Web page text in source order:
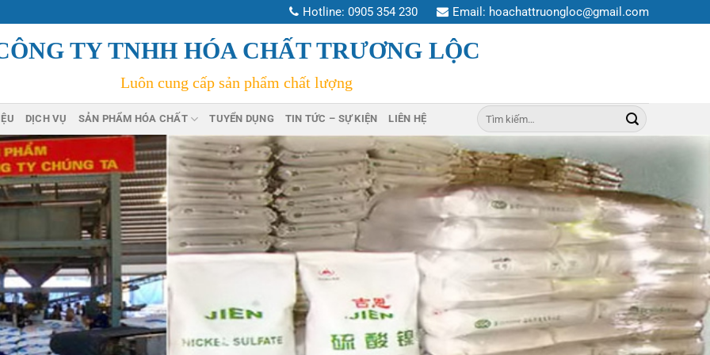
Hotline: 0905 354 230 Email: hoachattruongloc@gmail.com
TY TNHH HÓA CHẤT TRƯƠNG LỘC
Luôn cung cấp sản phẩm chất lượng
DỊCH VỤ SẢN PHẨM HÓA CHẤT TUYỂN DỤNG TIN TỨC – SỰ KIỆN LIÊN HỆ
Tìm
kiếm: